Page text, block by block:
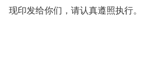
现印发给你们，请认真遵照执行。